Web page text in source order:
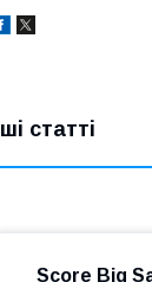
статті
Score Big